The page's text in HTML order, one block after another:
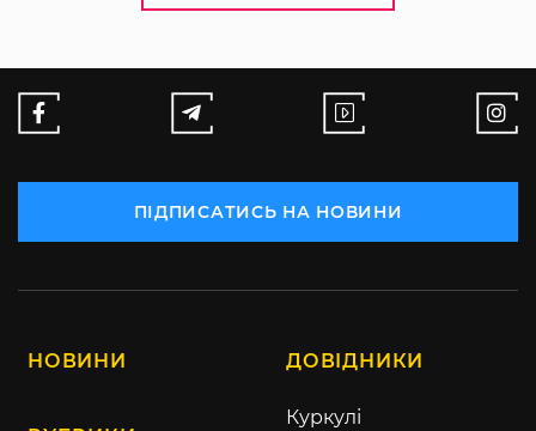
ПІДПИСАТИСЬ НА НОВИНИ
НОВИНИ ДОВІДНИКИ
Куркулі